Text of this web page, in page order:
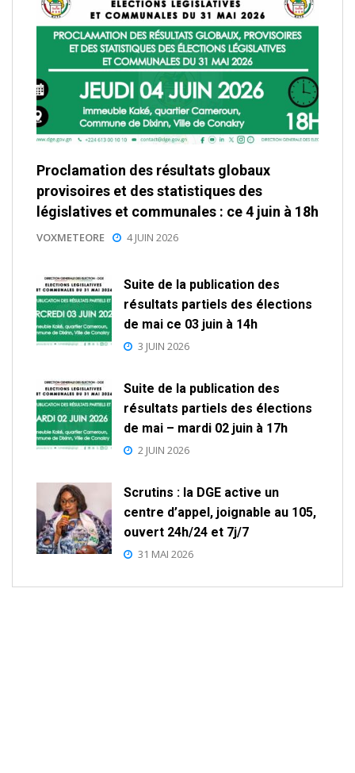
Proclamation des résultats globaux
provisoires et des statistiques des
législatives et communales : ce 4 juin à 18h
VOXMETEORE 4 JUIN 2026
Suite de la publication des
résultats partiels des élections
de mai ce 03 juin à 14h
3 JUIN 2026
Suite de la publication des
résultats partiels des élections
de mai – mardi 02 juin à 17h
2 JUIN 2026
Scrutins : la DGE active un
centre d’appel, joignable au 105,
ouvert 24h/24 et 7j/7
31 MAI 2026